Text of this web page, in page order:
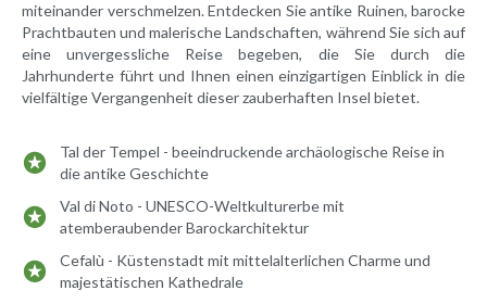
miteinander verschmelzen. Entdecken Sie antike Ruinen, barocke
Prachtbauten und malerische Landschaften, während Sie sich auf
eine unvergessliche Reise begeben, die Sie durch die
Jahrhunderte führt und Ihnen einen einzigartigen Einblick in die
vielfältige Vergangenheit dieser zauberhaften Insel bietet.
Tal der Tempel - beeindruckende archäologische Reise in
die antike Geschichte
Val di Noto - UNESCO-Weltkulturerbe mit
atemberaubender Barockarchitektur
Cefalù - Küstenstadt mit mittelalterlichen Charme und
majestätischen Kathedrale